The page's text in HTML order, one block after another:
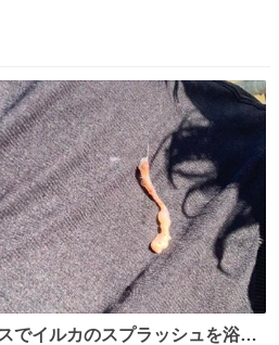
でイルカのスプラッシュを浴び